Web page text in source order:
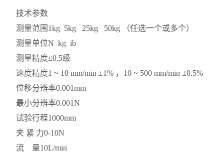
技术参数
测量范围 1kg 5kg 25kg 50kg （任选一个或多个）
测量单位N kg ib
测量精度≤0.5级
速度精度1 ~ 10 mm/min ±1% ，10 ~ 500 mm/min ±0.5%
位移分辨率0.001mm
最小分辨率0.001N
试验行程1000mm
夹 紧 力0-10N
流 量10L/min